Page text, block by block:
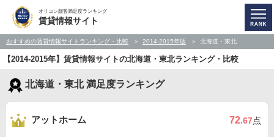
オリコン顧客満足度ランキング
賃貸情報サイト
おすすめの賃貸情報サイトランキング・比較 2014-2015年版 北海道・東北
【2014-2015年】賃貸情報サイトの北海道・東北ランキング・比較
北海道・東北 満足度ランキング
アットホーム 72.67点